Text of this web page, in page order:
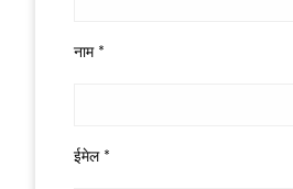
नाम *
ईमेल *